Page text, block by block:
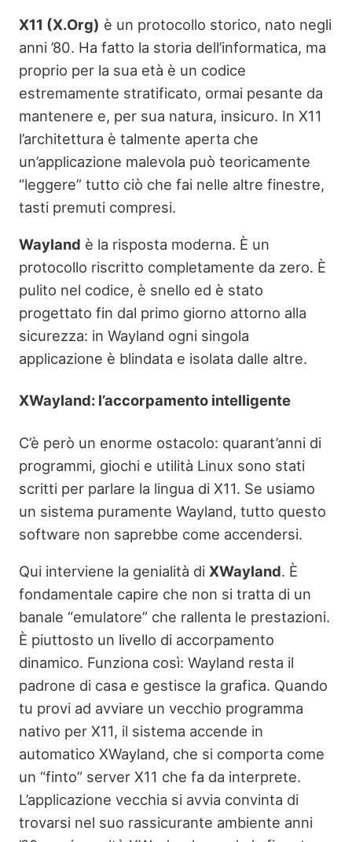
X11 (X.Org) è un protocollo storico, nato negli
anni ’80. Ha fatto la storia dell’informatica, ma
proprio per la sua età è un codice
estremamente stratificato, ormai pesante da
mantenere e, per sua natura, insicuro. In X11
l’architettura è talmente aperta che
un’applicazione malevola può teoricamente
“leggere” tutto ciò che fai nelle altre finestre,
tasti premuti compresi.
Wayland è la risposta moderna. È un
protocollo riscritto completamente da zero. È
pulito nel codice, è snello ed è stato
progettato fin dal primo giorno attorno alla
sicurezza: in Wayland ogni singola
applicazione è blindata e isolata dalle altre.
XWayland: l’accorpamento intelligente
C’è però un enorme ostacolo: quarant’anni di
programmi, giochi e utilità Linux sono stati
scritti per parlare la lingua di X11. Se usiamo
un sistema puramente Wayland, tutto questo
software non saprebbe come accendersi.
Qui interviene la genialità di XWayland. È
fondamentale capire che non si tratta di un
banale “emulatore” che rallenta le prestazioni.
È piuttosto un livello di accorpamento
dinamico. Funziona così: Wayland resta il
padrone di casa e gestisce la grafica. Quando
tu provi ad avviare un vecchio programma
nativo per X11, il sistema accende in
automatico XWayland, che si comporta come
un “finto” server X11 che fa da interprete.
L’applicazione vecchia si avvia convinta di
trovarsi nel suo rassicurante ambiente anni